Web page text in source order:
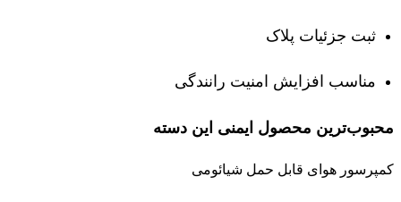
ثبت جزئیات پلاک
مناسب افزایش امنیت رانندگی
محبوب‌ترین محصول ایمنی این دسته
کمپرسور هوای قابل حمل شیائومی